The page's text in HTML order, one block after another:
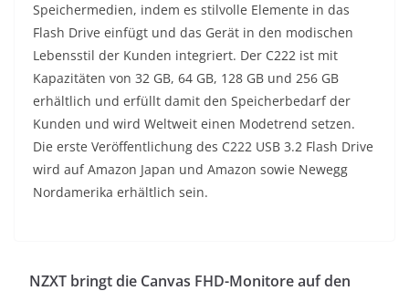
Speichermedien, indem es stilvolle Elemente in das
Flash Drive einfügt und das Gerät in den modischen
Lebensstil der Kunden integriert. Der C222 ist mit
Kapazitäten von 32 GB, 64 GB, 128 GB und 256 GB
erhältlich und erfüllt damit den Speicherbedarf der
Kunden und wird Weltweit einen Modetrend setzen.
Die erste Veröffentlichung des C222 USB 3.2 Flash Drive
wird auf Amazon Japan und Amazon sowie Newegg
Nordamerika erhältlich sein.
NZXT bringt die Canvas FHD-Monitore auf den